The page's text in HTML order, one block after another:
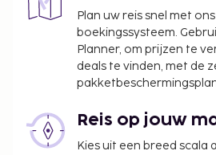
Plan uw reis snel met
boekingssysteem.
Planner, om prijzen te
deals te vinden, met de
Reis op jouw
Kies uit een breed scala